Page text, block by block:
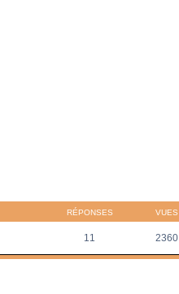
RÉPONSES VUES
11 2360